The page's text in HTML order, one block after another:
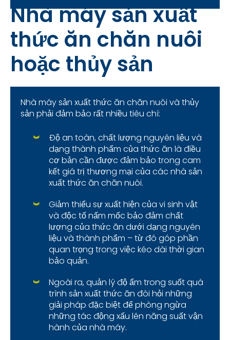
Nhà máy sản xuất
thức ăn chăn nuôi
hoặc thủy sản
Nhà máy sản xuất thức ăn chăn nuôi và thủy
sản phải đảm bảo rất nhiều tiêu chí:
Độ an toàn, chất lượng nguyên liệu và
dạng thành phẩm của thức ăn là điều
cơ bản cần được đảm bảo trong cam
kết giá trị thương mại của các nhà sản
xuất thức ăn chăn nuôi.
Giảm thiểu sự xuất hiện của vi sinh vật
và độc tố nấm mốc bảo đảm chất
lượng của thức ăn dưới dạng nguyên
liệu và thành phẩm – từ đó góp phần
quan trọng trong việc kéo dài thời gian
bảo quản.
Ngoài ra, quản lý độ ẩm trong suốt quá
trình sản xuất thức ăn đòi hỏi những
giải pháp đặc biệt để phòng ngừa
những tác động xấu lên năng suất vận
hành của nhà máy.